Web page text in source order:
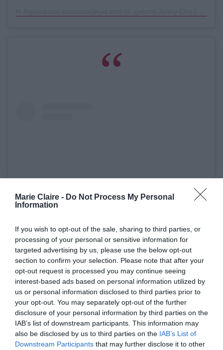
Marie Claire - Do Not Process My Personal
Information
If you wish to opt-out of the sale, sharing to third parties, or
processing of your personal or sensitive information for
targeted advertising by us, please use the below opt-out
section to confirm your selection. Please note that after your
opt-out request is processed you may continue seeing
interest-based ads based on personal information utilized by
us or personal information disclosed to third parties prior to
your opt-out. You may separately opt-out of the further
disclosure of your personal information by third parties on the
IAB’s list of downstream participants. This information may
also be disclosed by us to third parties on the IAB’s List of
Downstream Participants that may further disclose it to other
Δείτε αυτή τη δημοσίευση στο Instagram.